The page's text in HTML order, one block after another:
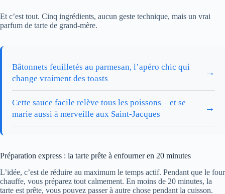
Et c’est tout. Cinq ingrédients, aucun geste technique, mais un vrai
parfum de tarte de grand-mère.
Bâtonnets feuilletés au parmesan, l’apéro chic qui
change vraiment des toasts
→
Cette sauce facile relève tous les poissons – et se
marie aussi à merveille aux Saint-Jacques
→
Préparation express : la tarte prête à enfourner en 20 minutes
L’idée, c’est de réduire au maximum le temps actif. Pendant que le four
chauffe, vous préparez tout calmement. En moins de 20 minutes, la
tarte est prête, vous pouvez passer à autre chose pendant la cuisson.